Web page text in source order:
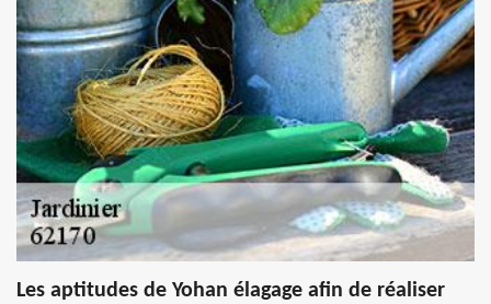
Les aptitudes de Yohan élagage afin de réaliser